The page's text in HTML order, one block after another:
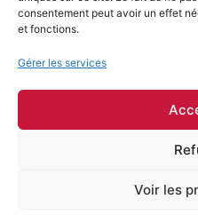
consentement peut avoir un effet
et fonctions.
Gérer les services
Voir les
88 rue
Conditions générales